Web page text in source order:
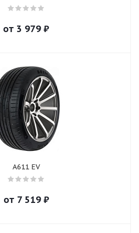
от 3 979 ₽
A611 EV
от 7 519₽